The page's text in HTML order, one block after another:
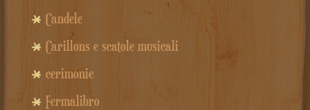
Candele
Carillons e scatole musicali
cerimonie
Fermalibro